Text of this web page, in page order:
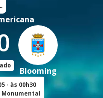
Blooming
- às 00h30
Monumental